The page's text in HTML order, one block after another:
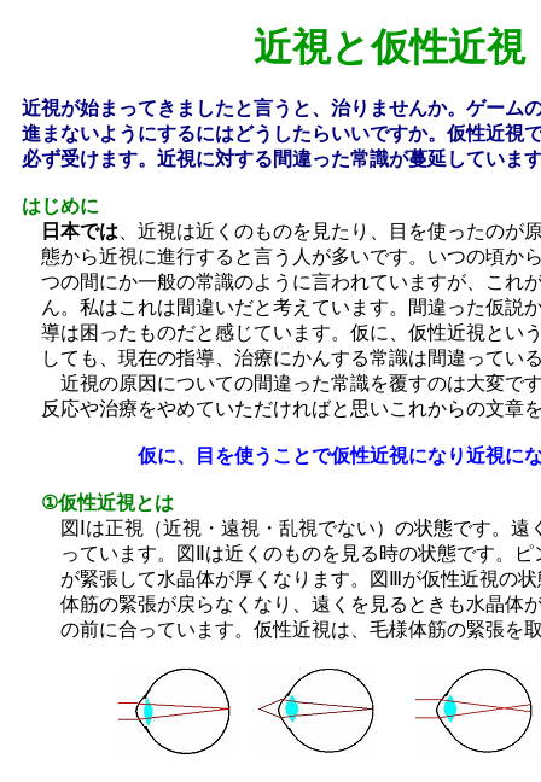
近視と仮性近視
近視が始まってきましたと言うと、治りませんか。ゲーム
進まないよう にするにはどうしたらいいですか。仮性近視
必ず受けます。 近視に対する間違った常識が蔓延していま
はじめに
日本では 、近視は近くのものを見たり、目を使ったのが
態から近視に進行すると言う人が多いです。いつの頃か
つの間にか一般の常識のように言われていますが、これ
ん。 私はこれは間違いだと考えています。間違った仮説
導は困ったものだと感じています。仮に、仮性近視とい
しても、現在の指導、治療にかんする常識は間違ってい
近視の原因についての間違った常識を覆すのは大変で
反応や治療をやめていただければと思いこれからの文章
仮に、 目を使うことで仮性近視になり近視に
①仮性近視とは
図Ⅰは正視（近視・遠視・乱視でない）の状態です。
ってい ます。図Ⅱは近くのものを見る時の状態です。
が緊張して水晶体が厚くなります。図Ⅲが仮性近視の
体筋の緊張が戻らなくなり、遠くを見るときも水晶体
の前に合っています。 仮性近視は、毛様体筋の緊張を